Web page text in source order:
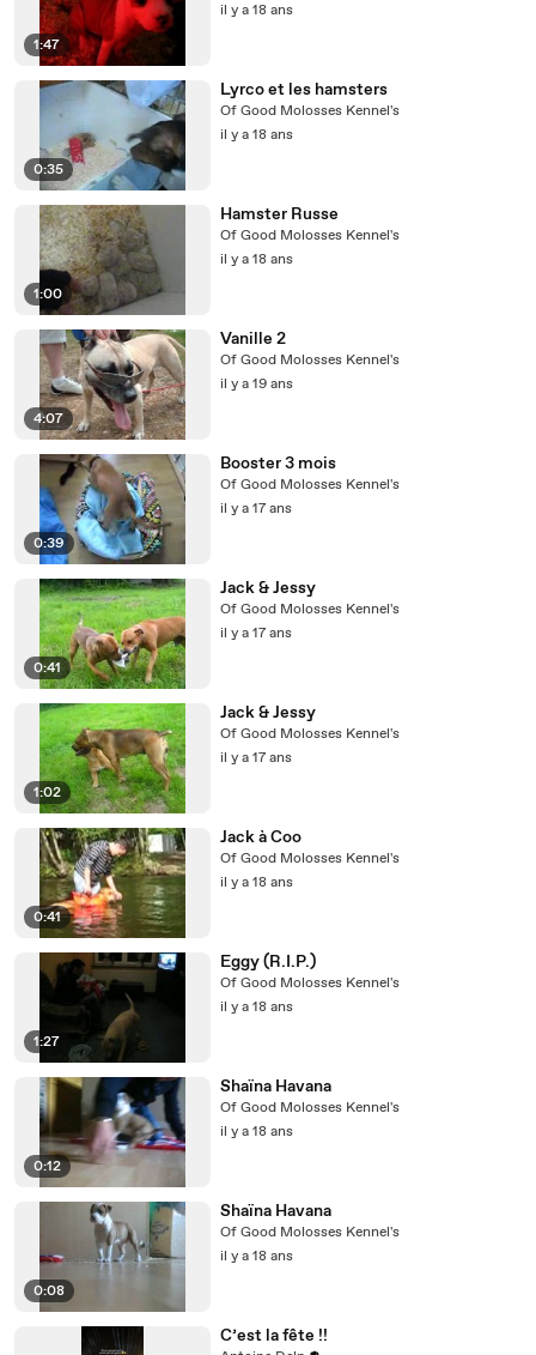
1:47
il y a 18 ans
0:35
Lyrco et les hamsters
Of Good Molosses Kennel's
il y a 18 ans
1:00
Hamster Russe
Of Good Molosses Kennel's
il y a 18 ans
4:07
Vanille 2
Of Good Molosses Kennel's
il y a 19 ans
0:39
Booster 3 mois
Of Good Molosses Kennel's
il y a 17 ans
0:41
Jack & Jessy
Of Good Molosses Kennel's
il y a 17 ans
1:02
Jack & Jessy
Of Good Molosses Kennel's
il y a 17 ans
0:41
Jack à Coo
Of Good Molosses Kennel's
il y a 18 ans
1:27
Eggy (R.I.P.)
Of Good Molosses Kennel's
il y a 18 ans
0:12
Shaïna Havana
Of Good Molosses Kennel's
il y a 18 ans
0:08
Shaïna Havana
Of Good Molosses Kennel's
il y a 18 ans
C’est la fête !!